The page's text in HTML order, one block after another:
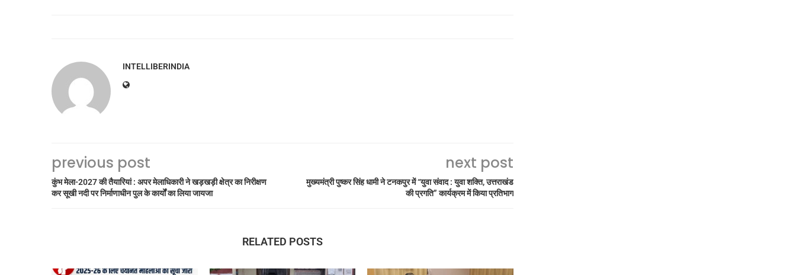
INTELLIBERINDIA
previous post
कुंभ मेला-2027 की तैयारियां : अपर मेलाधिकारी ने खड़खड़ी क्षेत्र का निरीक्षण
कर सूखी नदी पर निर्माणाधीन पुल के कार्यों का लिया जायजा
next post
मुख्यमंत्री पुष्कर सिंह धामी ने टनकपुर में “युवा संवाद : युवा शक्ति, उत्तराखंड
की प्रगति” कार्यक्रम में किया प्रतिभाग
RELATED POSTS